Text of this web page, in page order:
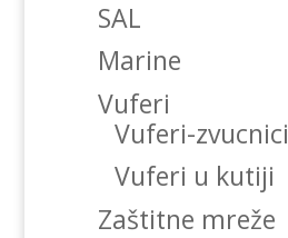
SAL
Marine
Vuferi
Vuferi-zvucnici
Vuferi u kutiji
Zaštitne mreže